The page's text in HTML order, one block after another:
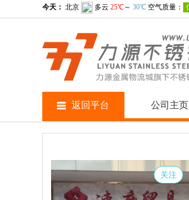
返回平台 公司主页
关注